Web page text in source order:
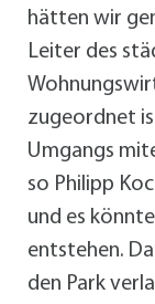
hätten wir
Leiter des
zugeordnet
Umgangs
so Philipp
und es
entstehen.
den Park